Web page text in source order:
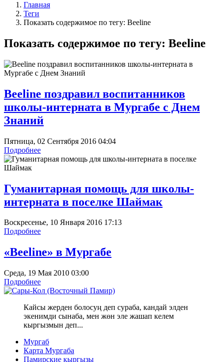
Главная
Теги
Показать содержимое по тегу: Beeline
Показать содержимое по тегу: Beeline
Beeline поздравил воспитанников
школы-интерната в Мургабе с Днем
Знаний
Пятница, 02 Сентября 2016 04:04
Подробнее
Гуманитарная помощь для школы-
интерната в поселке Шаймак
Воскресенье, 10 Января 2016 17:13
Подробнее
«Beeline» в Мургабе
Среда, 19 Мая 2010 03:00
Подробнее
Кайсы жерден болосуң деп сураба, кандай элден
экенимди сынаба, мен жөн эле жашап келем
кыргызмын деп...
Мургаб
Карта Мургаба
Памирские кыргызы